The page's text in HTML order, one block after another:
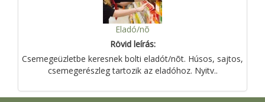
Eladó/nõ
Rövid leírás:
Csemegeüzletbe keresnek bolti eladót/nõt. Húsos, sajtos,
csemegerészleg tartozik az eladóhoz. Nyitv..